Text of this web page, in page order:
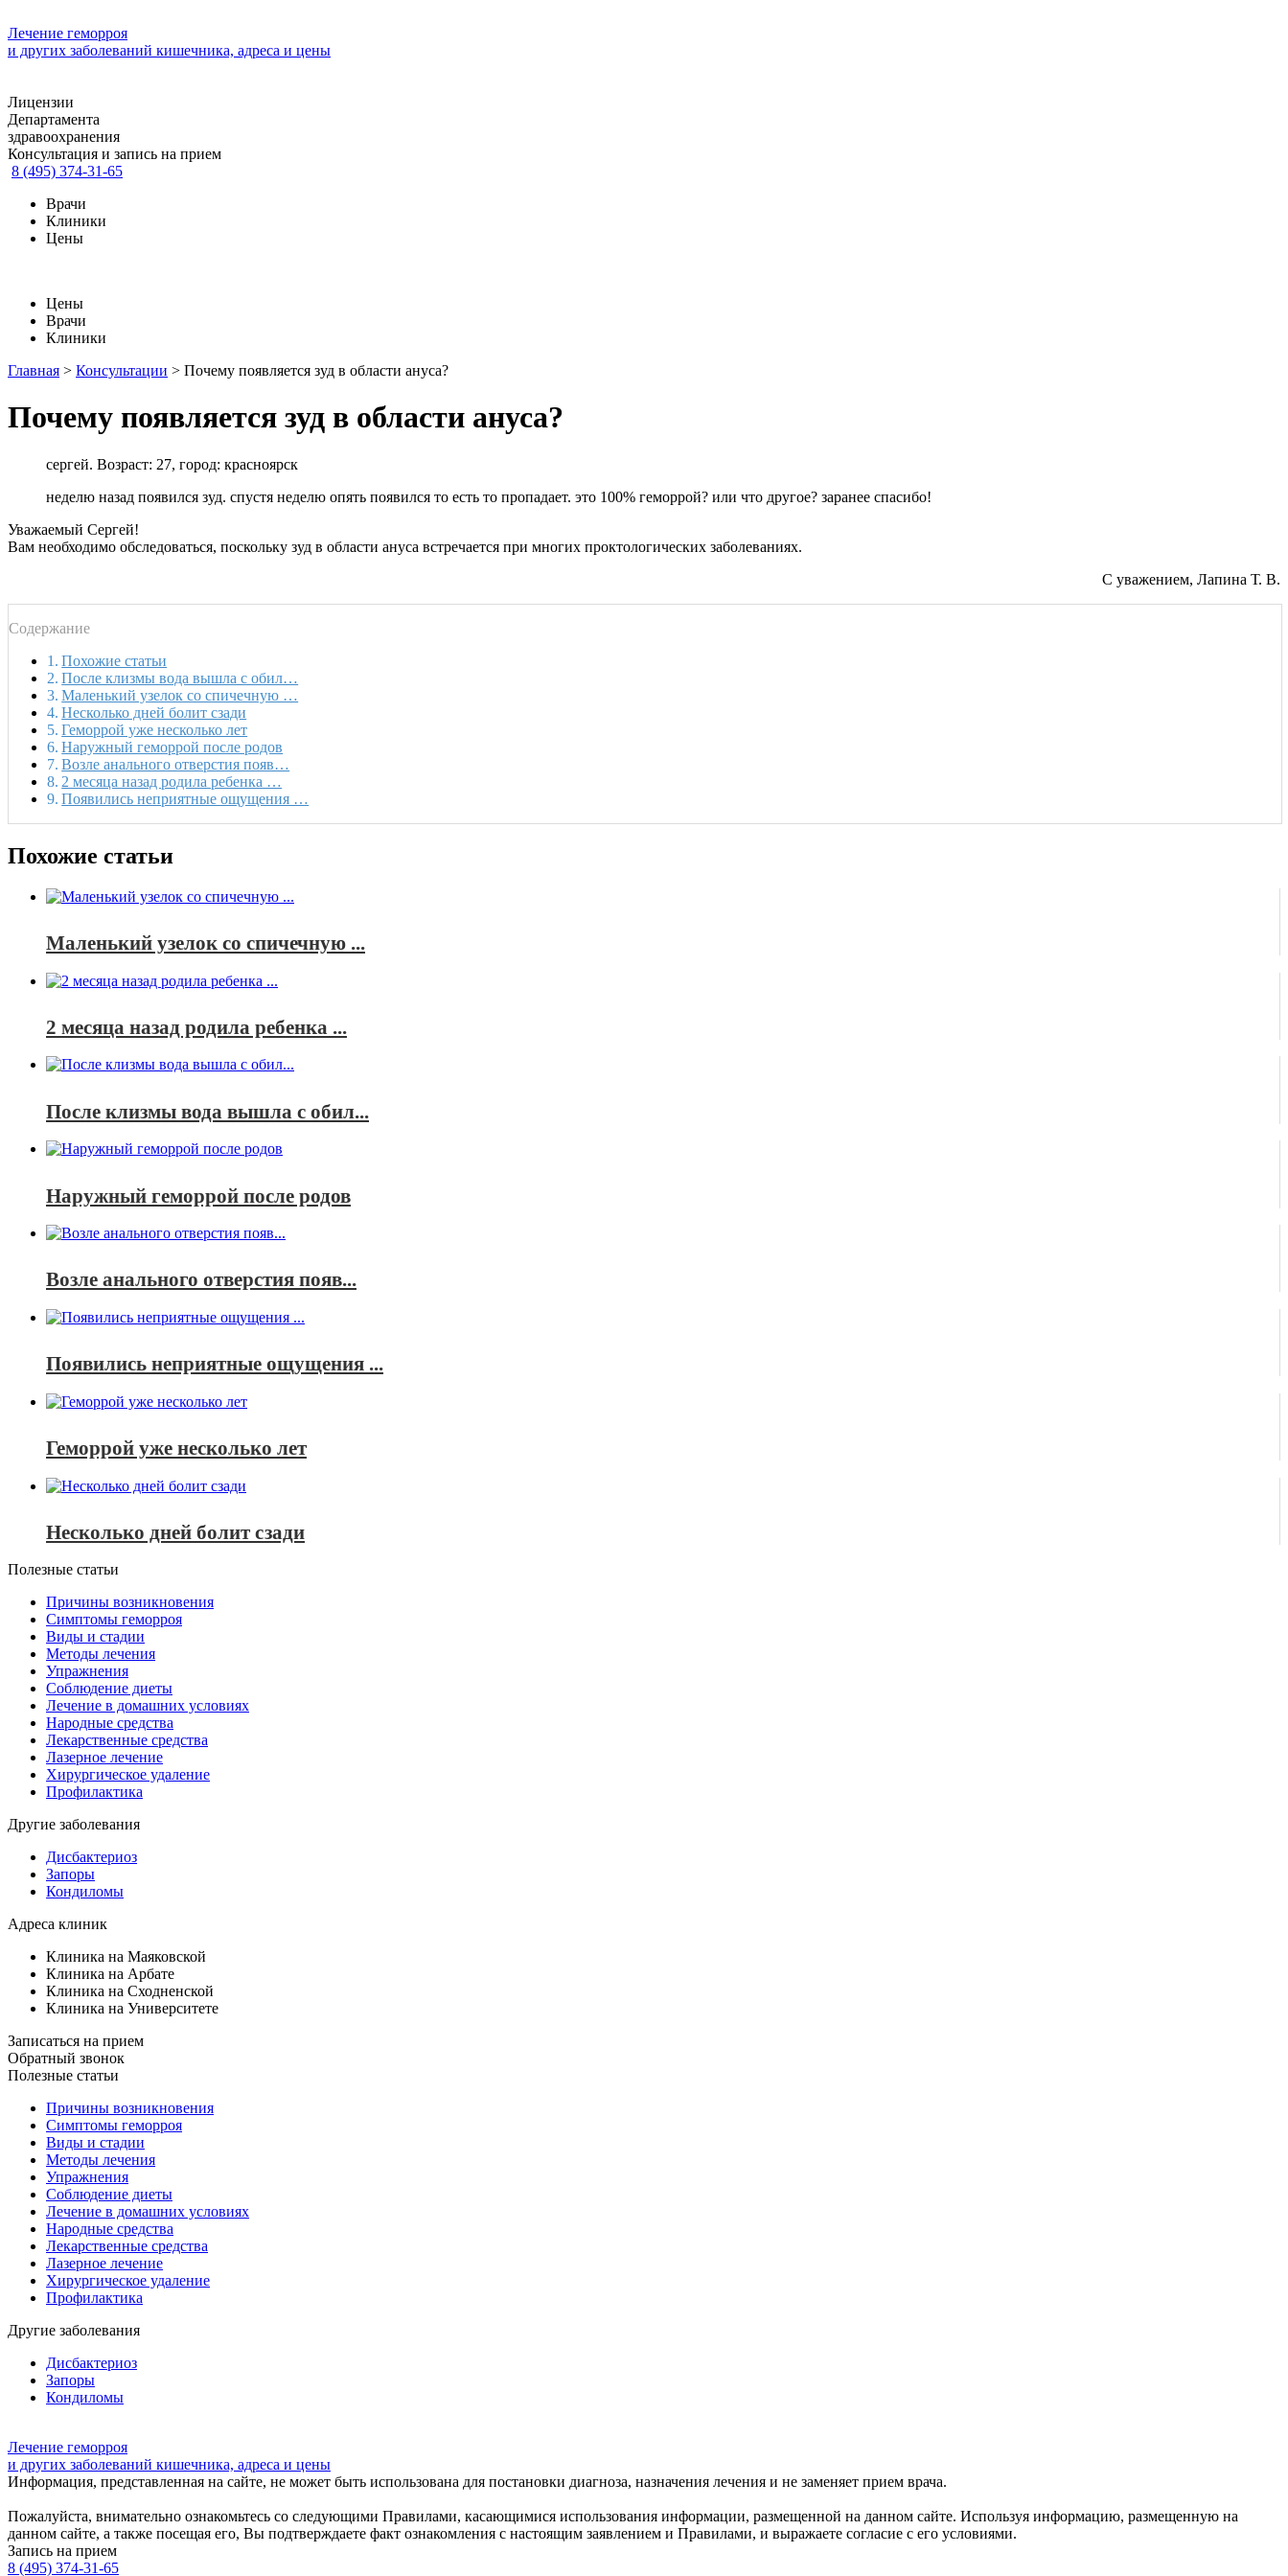
Лечение геморроя
и других заболеваний кишечника, адреса и цены
Лицензии
Департамента
здравоохранения
Консультация и запись на прием
8 (495) 374-31-65
Врачи
Клиники
Цены
Цены
Врачи
Клиники
Главная > Консультации > Почему появляется зуд в области ануса?
Почему появляется зуд в области ануса?
сергей. Возраст: 27, город: красноярск
неделю назад появился зуд. спустя неделю опять появился то есть то пропадает. это 100% геморрой? или что другое? заранее спасибо!
Уважаемый Сергей!
Вам необходимо обследоваться, поскольку зуд в области ануса встречается при многих проктологических заболеваниях.
С уважением, Лапина Т. В.
Содержание
Похожие статьи
После клизмы вода вышла с обил…
Маленький узелок со спичечную …
Несколько дней болит сзади
Геморрой уже несколько лет
Наружный геморрой после родов
Возле анального отверстия появ…
2 месяца назад родила ребенка …
Появились неприятные ощущения …
Похожие статьи
Маленький узелок со спичечную ...
2 месяца назад родила ребенка ...
После клизмы вода вышла с обил...
Наружный геморрой после родов
Возле анального отверстия появ...
Появились неприятные ощущения ...
Геморрой уже несколько лет
Несколько дней болит сзади
Полезные статьи
Причины возникновения
Симптомы геморроя
Виды и стадии
Методы лечения
Упражнения
Соблюдение диеты
Лечение в домашних условиях
Народные средства
Лекарственные средства
Лазерное лечение
Хирургическое удаление
Профилактика
Другие заболевания
Дисбактериоз
Запоры
Кондиломы
Адреса клиник
Клиника на Маяковской
Клиника на Арбате
Клиника на Сходненской
Клиника на Университете
Записаться на прием
Обратный звонок
Полезные статьи
Причины возникновения
Симптомы геморроя
Виды и стадии
Методы лечения
Упражнения
Соблюдение диеты
Лечение в домашних условиях
Народные средства
Лекарственные средства
Лазерное лечение
Хирургическое удаление
Профилактика
Другие заболевания
Дисбактериоз
Запоры
Кондиломы
Лечение геморроя
и других заболеваний кишечника, адреса и цены
Информация, представленная на сайте, не может быть использована для постановки диагноза, назначения лечения и не заменяет прием врача.
Пожалуйста, внимательно ознакомьтесь со следующими Правилами, касающимися использования информации, размещенной на данном сайте. Используя информацию, размещенную на
данном сайте, а также посещая его, Вы подтверждаете факт ознакомления с настоящим заявлением и Правилами, и выражаете согласие с его условиями.
Запись на прием
8 (495) 374-31-65